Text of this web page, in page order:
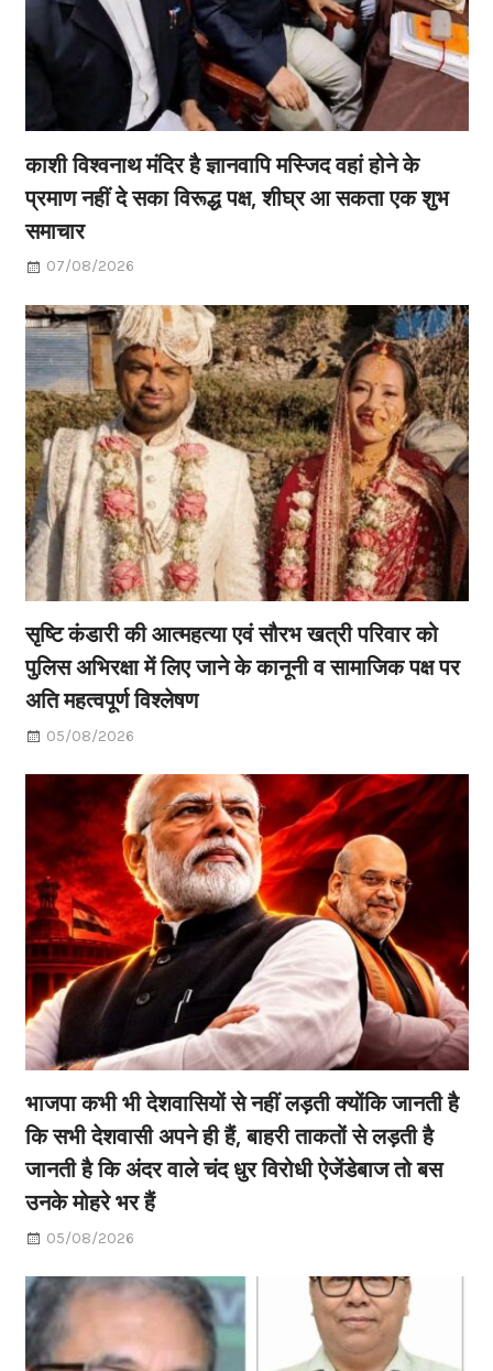
काशी विश्वनाथ मंदिर है ज्ञानवापि मस्जिद वहां होने के
प्रमाण नहीं दे सका विरूद्ध पक्ष, शीघ्र आ सकता एक शुभ
समाचार
07/08/2026
सृष्टि कंडारी की आत्महत्या एवं सौरभ खत्री परिवार को
पुलिस अभिरक्षा में लिए जाने के कानूनी व सामाजिक पक्ष पर
अति महत्वपूर्ण विश्लेषण
05/08/2026
भाजपा कभी भी देशवासियों से नहीं लड़ती क्योंकि जानती है
कि सभी देशवासी अपने ही हैं, बाहरी ताकतों से लड़ती है
जानती है कि अंदर वाले चंद धुर विरोधी ऐजेंडेबाज तो बस
उनके मोहरे भर हैं
05/08/2026